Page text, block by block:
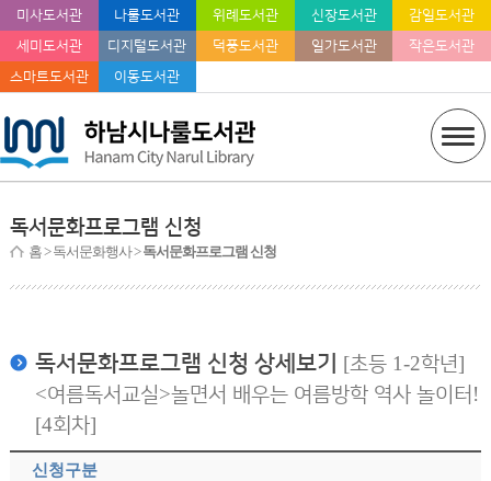
미사도서관 나룰도서관 위례도서관 신장도서관
감일도서관
세미도서관
디지털도서관 덕풍도서관 일가도서관
작은도서관
스마트도서관
이동도서관
독서문화프로그램 신청
홈> 독서문화행사 >독서문화프로그램 신청
독서문화프로그램 신청 상세보기
[초등 1-2학년]
<여름독서교실>놀면서 배우는 여름방학 역사 놀이터!
[4회차]
신청구분